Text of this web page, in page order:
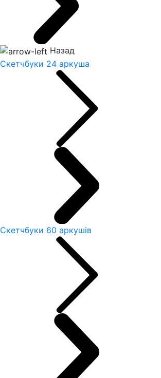
Назад
Скетчбуки 24 аркуша
Скетчбуки 60 аркушів